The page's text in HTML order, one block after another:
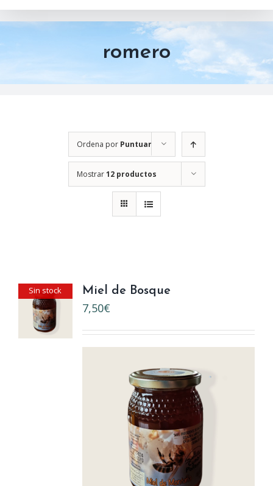
romero
Ordena por Puntuar
Mostrar12 productos
Sin stock Miel de Bosque
7,50€